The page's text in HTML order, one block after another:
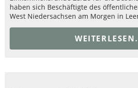
haben sich Beschäftigte des
West Niedersachsen am Morgen in